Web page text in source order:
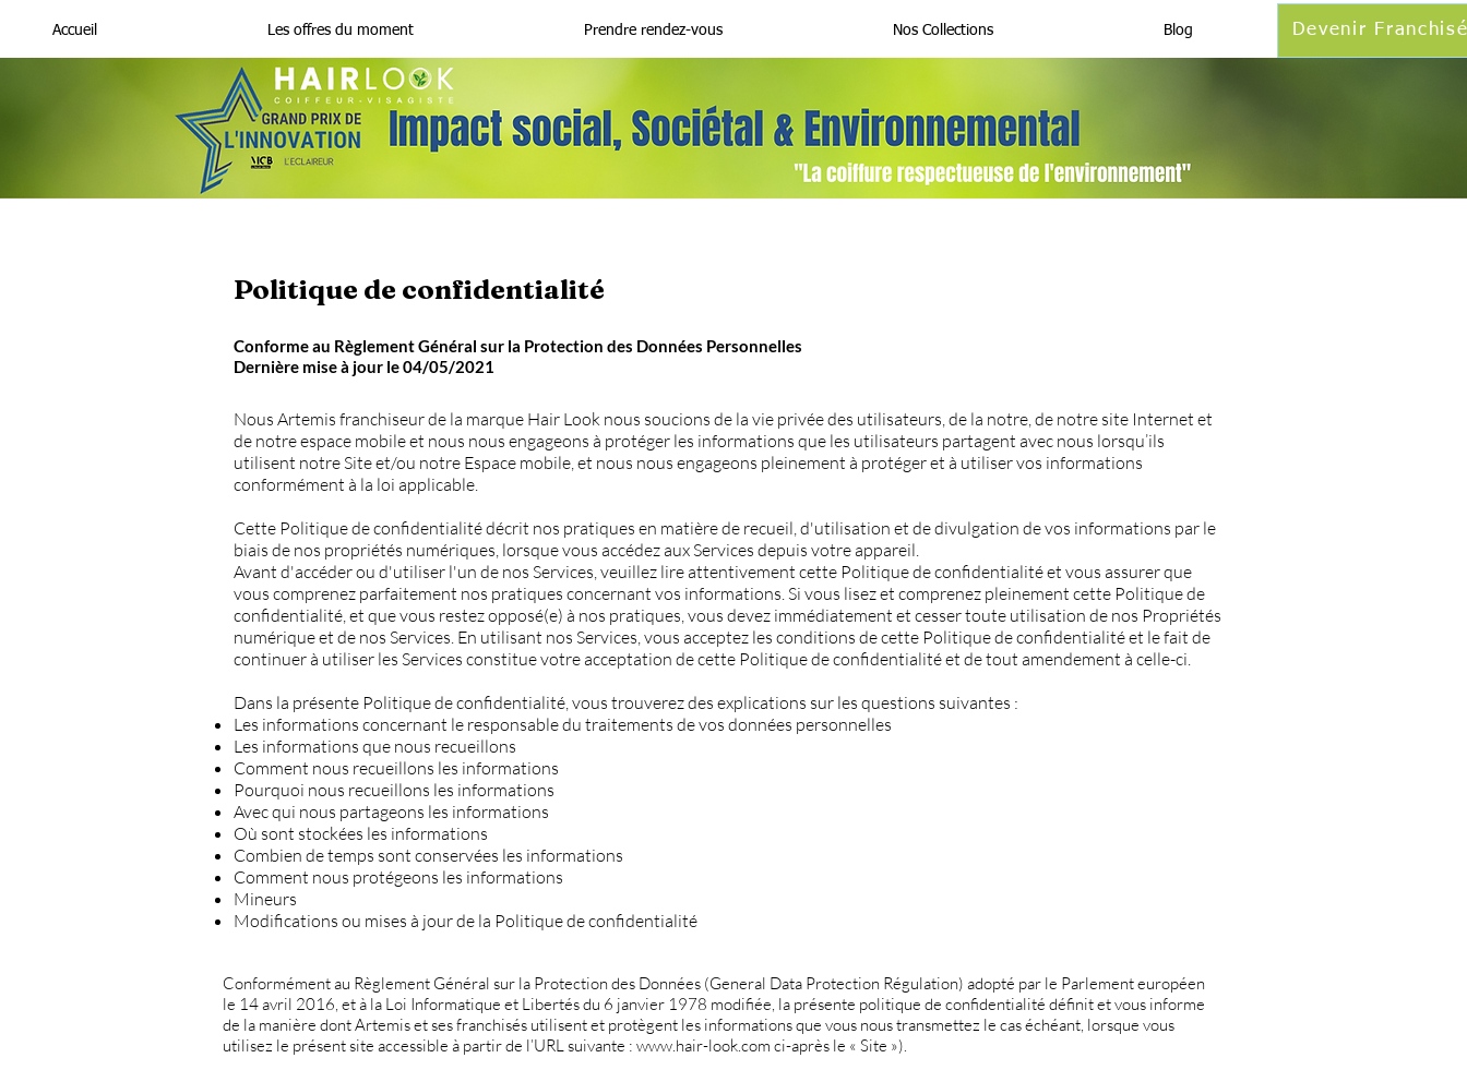
Accueil Les offres du moment Prendre rendez-vous Nos Collections Blog Devenir
Politique de confidentialité
Conforme au Règlement Général sur la Protection des Données Personnelles
Dernière mise à jour le 04/05/2021
Nous Artemis franchiseur de la marque Hair Look nous soucions de la vie privée des utilisateurs, de la notre, de notre site Internet et
de notre espace mobile et nous nous engageons à protéger les informations que les utilisateurs partagent avec nous lorsqu’ils
utilisent notre Site et/ou notre Espace mobile, et nous nous engageons pleinement à protéger et à utiliser vos informations
conformément à la loi applicable.
Cette Politique de confidentialité décrit nos pratiques en matière de recueil, d'utilisation et de divulgation de vos informations par le
biais de nos propriétés numériques, lorsque vous accédez aux Services depuis votre appareil.
Avant d'accéder ou d'utiliser l'un de nos Services, veuillez lire attentivement cette Politique de confidentialité et vous assurer que
vous comprenez parfaitement nos pratiques concernant vos informations. Si vous lisez et comprenez pleinement cette Politique de
confidentialité, et que vous restez opposé(e) à nos pratiques, vous devez immédiatement et cesser toute utilisation de nos Propriétés
numérique et de nos Services. En utilisant nos Services, vous acceptez les conditions de cette Politique de confidentialité et le fait de
continuer à utiliser les Services constitue votre acceptation de cette Politique de confidentialité et de tout amendement à celle-ci.
Dans la présente Politique de confidentialité, vous trouverez des explications sur les questions suivantes :
Les informations concernant le responsable du traitements de vos données personnelles
Les informations que nous recueillons
Comment nous recueillons les informations
Pourquoi nous recueillons les informations
Avec qui nous partageons les informations
Où sont stockées les informations
Combien de temps sont conservées les informations
Comment nous protégeons les informations
Mineurs
Modifications ou mises à jour de la Politique de confidentialité
Conformément au Règlement Général sur la Protection des Données (General Data Protection Régulation) adopté par le Parlement européen
le 14 avril 2016, et à la Loi Informatique et Libertés du 6 janvier 1978 modifiée, la présente politique de confidentialité définit et vous informe
de la manière dont Artemis et ses franchisés utilisent et protègent les informations que vous nous transmettez le cas échéant, lorsque vous
utilisez le présent site accessible à partir de l’URL suivante : www.hair-look.com ci-après le « Site »).